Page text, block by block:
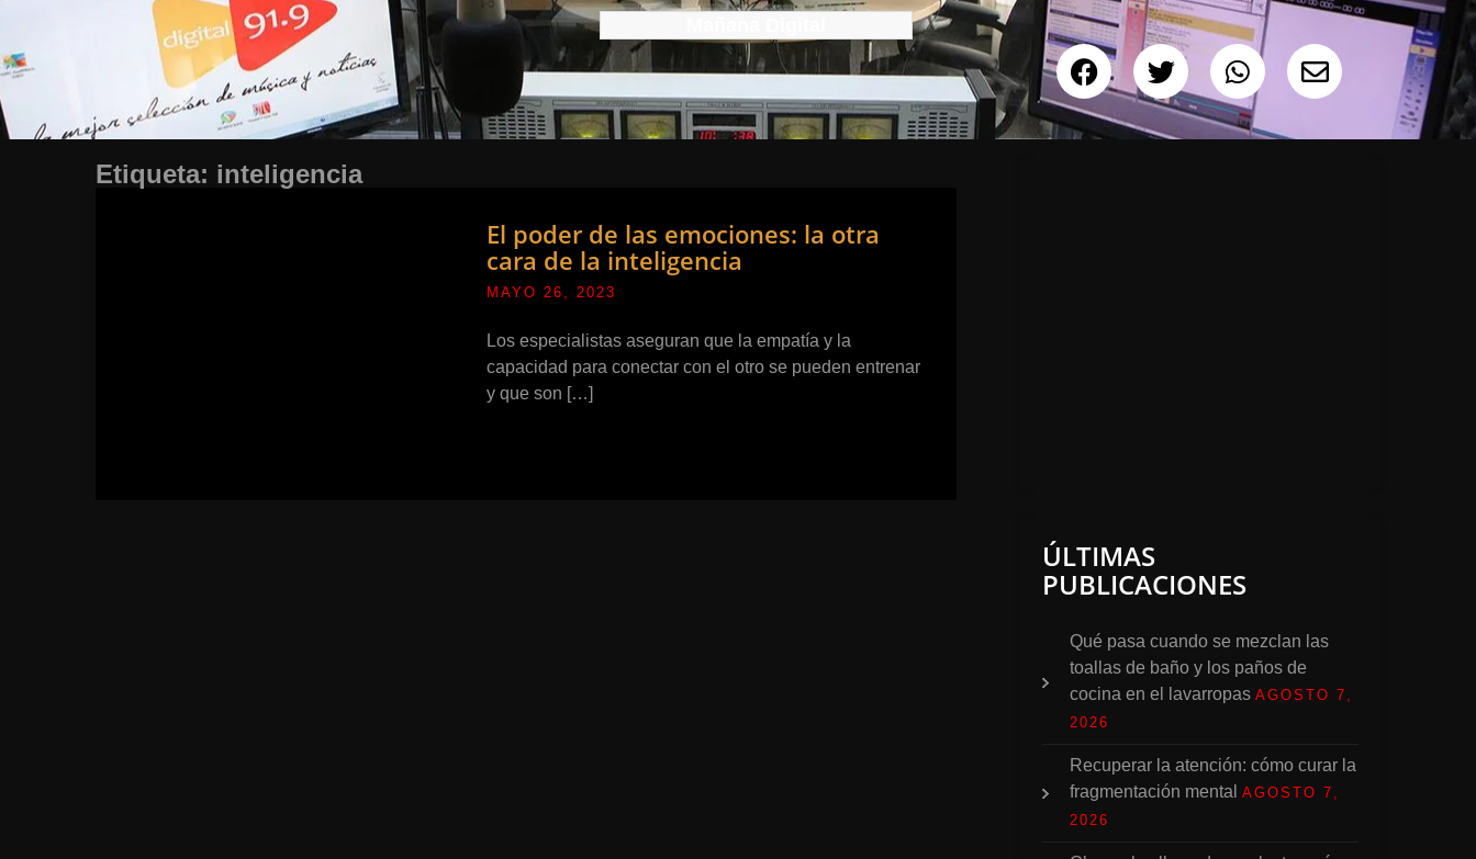
Etiqueta: inteligencia
El poder de las emociones: la otra
cara de la inteligencia
MAYO 26, 2023
Los especialistas aseguran que la empatía y la
capacidad para conectar con el otro se pueden entrenar
y que son […]
ÚLTIMAS
PUBLICACIONES
Qué pasa cuando se mezclan las
toallas de baño y los paños de
cocina en el lavarropas AGOSTO 7,
2026
Recuperar la atención: cómo curar la
fragmentación mental
AGOSTO 7,
2026